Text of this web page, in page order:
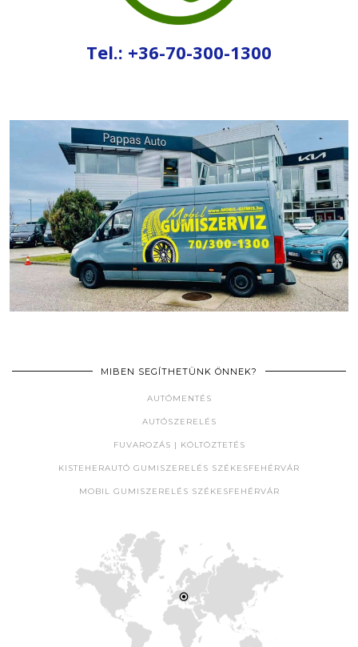
Tel.: +36-70-300-1300
MIBEN SEGÍTHETÜNK ÖNNEK?
AUTÓMENTÉS
AUTÓSZERELÉS
FUVAROZÁS | KÖLTÖZTETÉS
KISTEHERAUTÓ GUMISZERELÉS SZÉKESFEHÉRVÁR
MOBIL GUMISZERELÉS SZÉKESFEHÉRVÁR